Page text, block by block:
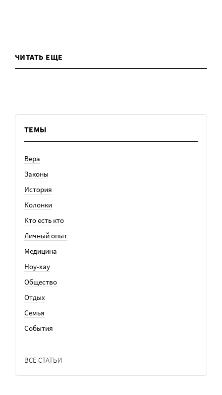
ЧИТАТЬ ЕЩЕ
ТЕМЫ
Вера
Законы
История
Колонки
Кто есть кто
Личный опыт
Медицина
Ноу-хау
Общество
Отдых
Семья
События
ВСЕ СТАТЬИ